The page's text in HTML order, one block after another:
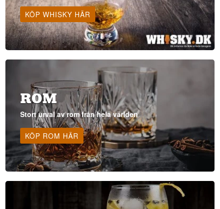
KÖP WHISKY HÄR
ROM
Stort urval av rom från hela världen
KÖP ROM HÄR